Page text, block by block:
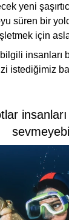
yeni
süren bir
için
bilgili insanları
istediğimiz